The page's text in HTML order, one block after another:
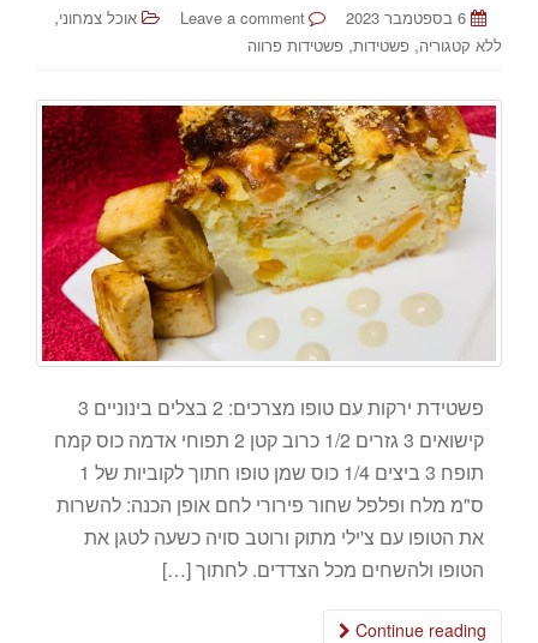
6 בספטמבר 2023 Leave a comment אוכל צמחוני,
ללא קטגוריה, פשטידות, פשטידות פרווה
פשטידת ירקות עם טופו מצרכים: 2 בצלים בינוניים 3
קישואים 3 גזרים 1/2 כרוב קטן 2 תפוחי אדמה כוס קמח
תופח 3 ביצים 1/4 כוס שמן טופו חתוך לקוביות של 1
ס"מ מלח ופלפל שחור פירורי לחם אופן הכנה: להשרות
את הטופו עם צ'ילי מתוק ורוטב סויה כשעה לטגן את
הטופו ולהשחים מכל הצדדים. לחתוך […]
Continue reading